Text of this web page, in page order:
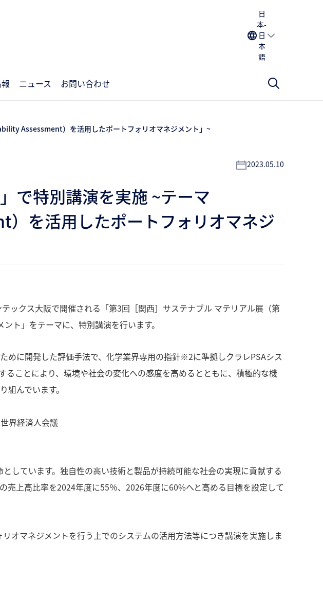
日
本-
日
本
語
ニュース お問い合わせ
Assessment）を活用したポートフォリオマネジメント」~
2023.05.10
で特別講演を実施 ~テーマ
を活用したポートフォリオマネジ
ックス大阪で開催される「第3回［関西］サステナブル マテリアル展（第
ト」をテーマに、特別講演を行います。
に開発した評価手法で、化学業界専用の指針※2に準拠しクラレPSAシス
ことにより、環境や社会の変化への感度を高めるとともに、積極的な機
んでいます。
界経済人会議
しています。独自性の高い技術と製品が持続可能な社会の実現に貢献する
上高比率を2024年度に55％、2026年度に60%へと高める目標を設定して
オマネジメントを行う上でのシステムの活用方法等につき講演を実施しま